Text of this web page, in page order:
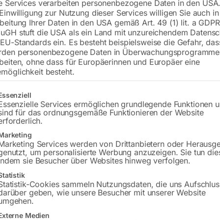
€ 72,00
inkl. MwSt. zzgl.Versandkosten
Lieferzeit:ca. 2 - 3 Tage
Bitte beachten Sie: Die Versandkosten
In den
Sie haben
Gerne
Services verarbeiten personenbezogene Daten in den
zur Nutzung dieser Services willigen Sie auch
Ihrer Daten in den USA gemäß Art. 49 (1) lit. a
stuft die USA als ein Land mit unzureichendem
Standards ein. Es besteht beispielsweise die Gefahr,
personenbezogene Daten in
ohne dass für Europäerinnen und Europäer eine
besteht.
eine Liste der Service-Gruppen, für die eine Einwilligung erteilt
Services ermöglichen grundlegende Funktionen
für das ordnungsgemäße Funktionieren der Website
Services werden von Drittanbietern oder
um personalisierte Werbung anzuzeigen. Sie tun
sie Besucher über Websites hinweg verfolgen.
Cookies sammeln Nutzungsdaten, die uns
geben, wie unsere Besucher mit unserer Website
Medien